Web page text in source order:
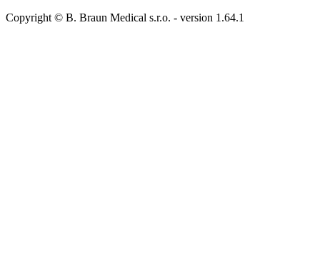
Copyright © B. Braun Medical s.r.o. - version 1.64.1